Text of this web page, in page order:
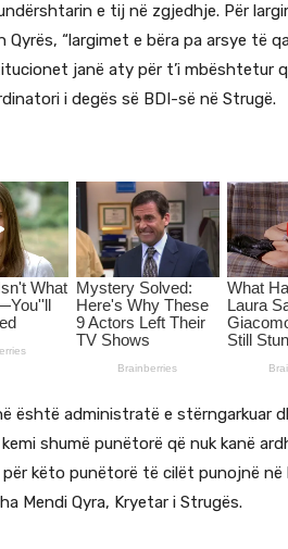
e tij në zgjedhje. Për
Qyrës, “largimet e bëra pa arsye të
janë aty për t’i mbështetur
i degës së BDI-së në Strugë.
është administratë e
shumë punëtorë që nuk kanë
këto punëtorë të cilët punojnë
Mendi Qyra, Kryetar i Strugës.